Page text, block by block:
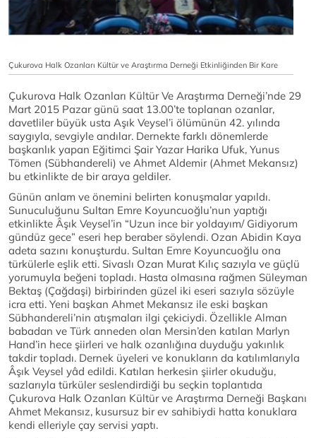
Çukurova Halk Ozanları Kültür ve Araştırma Derneği Etkinliğinden Bir Kare
Çukurova Halk Ozanları Kültür Ve Araştırma Derneği’nde 29
Mart 2015 Pazar günü saat 13.00’te toplanan ozanlar,
davetliler büyük usta Aşık Veysel’i ölümünün 42. yılında
saygıyla, sevgiyle andılar. Dernekte farklı dönemlerde
başkanlık yapan Eğitimci Şair Yazar Harika Ufuk, Yunus
Tömen (Sübhandereli) ve Ahmet Aldemir (Ahmet Mekansız)
bu etkinlikte de bir araya geldiler.
Günün anlam ve önemini belirten konuşmalar yapıldı.
Sunuculuğunu Sultan Emre Koyuncuoğlu’nun yaptığı
etkinlikte Âşık Veysel’in “Uzun ince bir yoldayım/ Gidiyorum
gündüz gece” eseri hep beraber söylendi. Ozan Abidin Kaya
adeta sazını konuşturdu. Sultan Emre Koyuncuoğlu ona
türkülerle eşlik etti. Sivaslı Ozan Murat Kılıç sazıyla ve güçlü
yorumuyla beğeni topladı. Hasta olmasına rağmen Süleyman
Bektaş (Çağdaşi) birbirinden güzel iki eseri sazıyla sözüyle
icra etti. Yeni başkan Ahmet Mekansız ile eski başkan
Sübhandereli’nin atışmaları ilgi çekiciydi. Özellikle Alman
babadan ve Türk anneden olan Mersin’den katılan Marlyn
Hand’in hece şiirleri ve halk ozanlığına duyduğu yakınlık
takdir topladı. Dernek üyeleri ve konukların da katılımlarıyla
Âşık Veysel yâd edildi. Katılan herkesin şiirler okuduğu,
sazlarıyla türküler seslendirdiği bu seçkin toplantıda
Çukurova Halk Ozanları Kültür ve Araştırma Derneği Başkanı
Ahmet Mekansız, kusursuz bir ev sahibiydi hatta konuklara
kendi elleriyle çay servisi yaptı.